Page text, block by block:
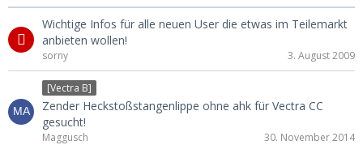
Wichtige Infos für alle neuen User die etwas im Teilemarkt
anbieten wollen!
sorny 3. August 2009
[Vectra B]
Zender Heckstoßstangenlippe ohne ahk für Vectra CC
gesucht!
Maggusch 30. November 2014